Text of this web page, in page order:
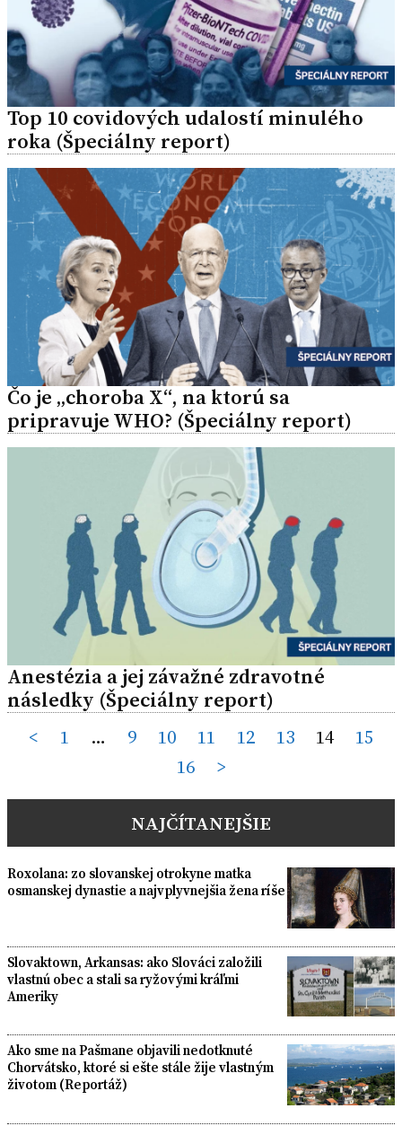
Top 10 covidových udalostí minulého
roka (Špeciálny report)
Čo je „choroba X“, na ktorú sa
pripravuje WHO? (Špeciálny report)
Anestézia a jej závažné zdravotné
následky (Špeciálny report)
Posts
< 1 … 9 10 11 12 13 14
15
16
>
NAJČÍTANEJŠIE
Roxolana: zo slovanskej otrokyne matka
osmanskej dynastie a najvplyvnejšia žena ríše
Slovaktown, Arkansas: ako Slováci založili
vlastnú obec a stali sa ryžovými kráľmi
Ameriky
Ako sme na Pašmane objavili nedotknuté
Chorvátsko, ktoré si ešte stále žije vlastným
životom (Reportáž)